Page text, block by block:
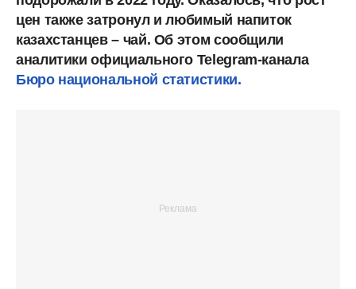
цен также затронул и любимый напиток
казахстанцев – чай. Об этом сообщили
аналитики официального Telegram-канала
Бюро национальной статистики.